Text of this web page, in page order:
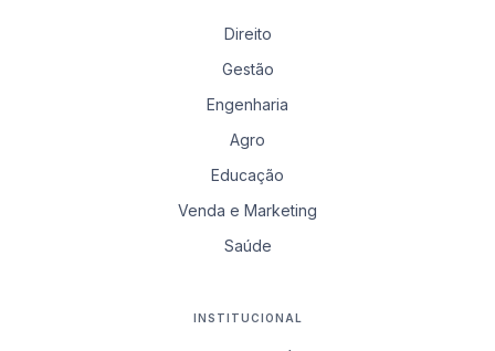
Direito
Gestão
Engenharia
Agro
Educação
Venda e Marketing
Saúde
INSTITUCIONAL